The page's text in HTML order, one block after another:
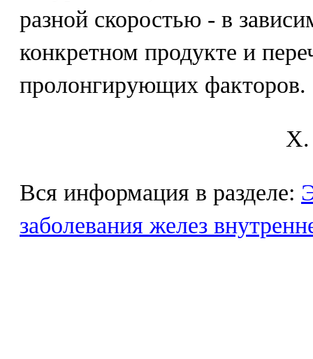
разной скоростью - в
конкретном продукте и
пролонгирующих факторов.
X.
Вся информация в разделе:
заболевания желез